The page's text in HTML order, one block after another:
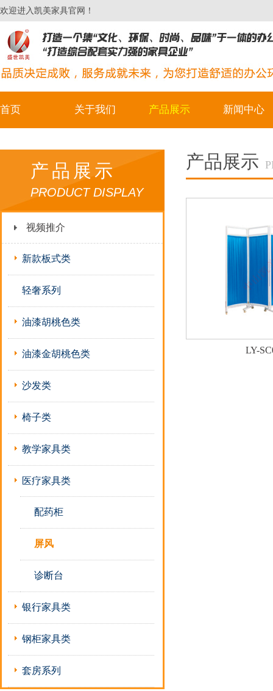
欢迎进入凯美家具官网！
首页 关于我们 产品展示 新闻中心
产品展示
PRODUCT DISPLAY
视频推介
新款板式类
轻奢系列
油漆胡桃色类
油漆金胡桃色类
沙发类
椅子类
教学家具类
医疗家具类
配药柜
屏风
诊断台
银行家具类
钢柜家具类
套房系列
产品展示
LY-